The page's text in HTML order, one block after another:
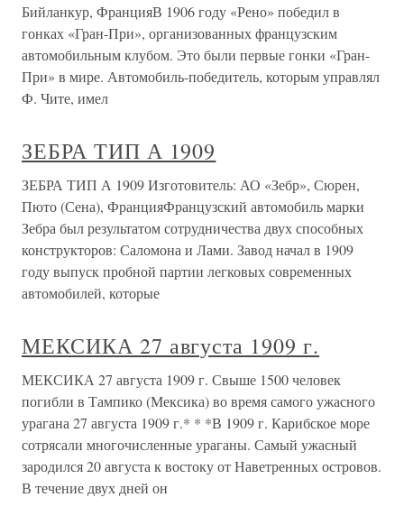
Бийланкур, ФранцияВ 1906 году «Рено» победил в
гонках «Гран-При», организованных французским
автомобильным клубом. Это были первые гонки «Гран-
При» в мире. Автомобиль-победитель, которым управлял
Ф. Чите, имел
ЗЕБРА ТИП А 1909
ЗЕБРА ТИП А 1909 Изготовитель: АО «Зебр», Сюрен,
Пюто (Сена), ФранцияФранцузский автомобиль марки
Зебра был результатом сотрудничества двух способных
конструкторов: Саломона и Лами. Завод начал в 1909
году выпуск пробной партии легковых современных
автомобилей, которые
МЕКСИКА 27 августа 1909 г.
МЕКСИКА 27 августа 1909 г. Свыше 1500 человек
погибли в Тампико (Мексика) во время самого ужасного
урагана 27 августа 1909 г.* * *В 1909 г. Карибское море
сотрясали многочисленные ураганы. Самый ужасный
зародился 20 августа к востоку от Наветренных островов.
В течение двух дней он